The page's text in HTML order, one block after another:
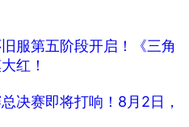
服第五阶段开启！《三角
红！
决赛即将打响！8月2日，